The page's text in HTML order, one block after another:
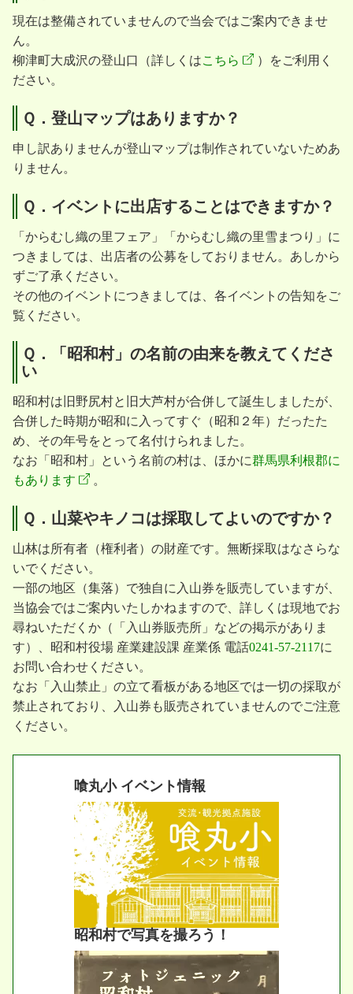
現在は整備されていませんので当会ではご案内できませ
ん。
柳津町大成沢の登山口（詳しくはこちら
）をご利用く
ださい。
Ｑ．登山マップはありますか？
申し訳ありませんが登山マップは制作されていないためあ
りません。
Ｑ．イベントに出店することはできますか？
「からむし織の里フェア」「からむし織の里雪まつり」に
つきましては、出店者の公募をしておりません。あしから
ずご了承ください。
その他のイベントにつきましては、各イベントの告知をご
覧ください。
Ｑ．「昭和村」の名前の由来を教えてくださ
い
昭和村は旧野尻村と旧大芦村が合併して誕生しましたが、
合併した時期が昭和に入ってすぐ（昭和２年）だったた
め、その年号をとって名付けられました。
なお「昭和村」という名前の村は、ほかに群馬県利根郡に
もあります
。
Ｑ．山菜やキノコは採取してよいのですか？
山林は所有者（権利者）の財産です。無断採取はなさらな
いでください。
一部の地区（集落）で独自に入山券を販売していますが、
当協会ではご案内いたしかねますので、詳しくは現地でお
尋ねいただくか（「入山券販売所」などの掲示がありま
す）、昭和村役場 産業建設課 産業係 電話0241-57-2117に
お問い合わせください。
なお「入山禁止」の立て看板がある地区では一切の採取が
禁止されており、入山券も販売されていませんのでご注意
ください。
喰丸小 イベント情報
昭和村で写真を撮ろう！